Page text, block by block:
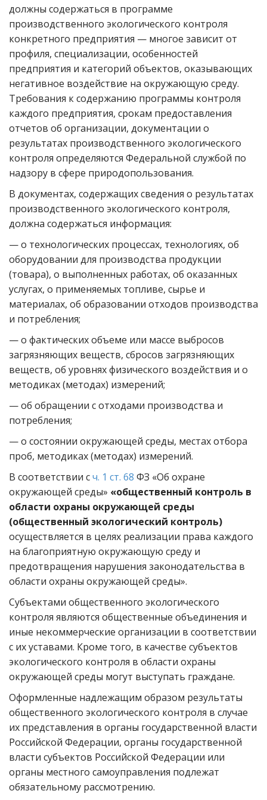
должны содержаться в программе
производственного экологического контроля
конкретного предприятия — многое зависит от
профиля, специализации, особенностей
предприятия и категорий объектов, оказывающих
негативное воздействие на окружающую среду.
Требования к содержанию программы контроля
каждого предприятия, срокам предоставления
отчетов об организации, документации о
результатах производственного экологического
контроля определяются Федеральной службой по
надзору в сфере природопользования.
В документах, содержащих сведения о результатах
производственного экологического контроля,
должна содержаться информация:
— о технологических процессах, технологиях, об
оборудовании для производства продукции
(товара), о выполненных работах, об оказанных
услугах, о применяемых топливе, сырье и
материалах, об образовании отходов производства
и потребления;
— о фактических объеме или массе выбросов
загрязняющих веществ, сбросов загрязняющих
веществ, об уровнях физического воздействия и о
методиках (методах) измерений;
— об обращении с отходами производства и
потребления;
— о состоянии окружающей среды, местах отбора
проб, методиках (методах) измерений.
В соответствии сч. 1 ст. 68 ФЗ «Об охране
окружающей среды» «общественный контроль в
области охраны окружающей среды
(общественный экологический контроль)
осуществляется в целях реализации права каждого
на благоприятную окружающую среду и
предотвращения нарушения законодательства в
области охраны окружающей среды».
Субъектами общественного экологического
контроля являются общественные объединения и
иные некоммерческие организации в соответствии
с их уставами. Кроме того, в качестве субъектов
экологического контроля в области охраны
окружающей среды могут выступать граждане.
Оформленные надлежащим образом результаты
общественного экологического контроля в случае
их представления в органы государственной власти
Российской Федерации, органы государственной
власти субъектов Российской Федерации или
органы местного самоуправления подлежат
обязательному рассмотрению.